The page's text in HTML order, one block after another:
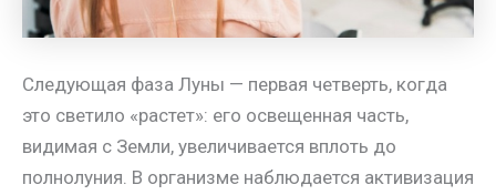
Следующая фаза Луны — первая четверть, когда
это светило «растет»: его освещенная часть,
видимая с Земли, увеличивается вплоть до
полнолуния. В организме наблюдается активизация